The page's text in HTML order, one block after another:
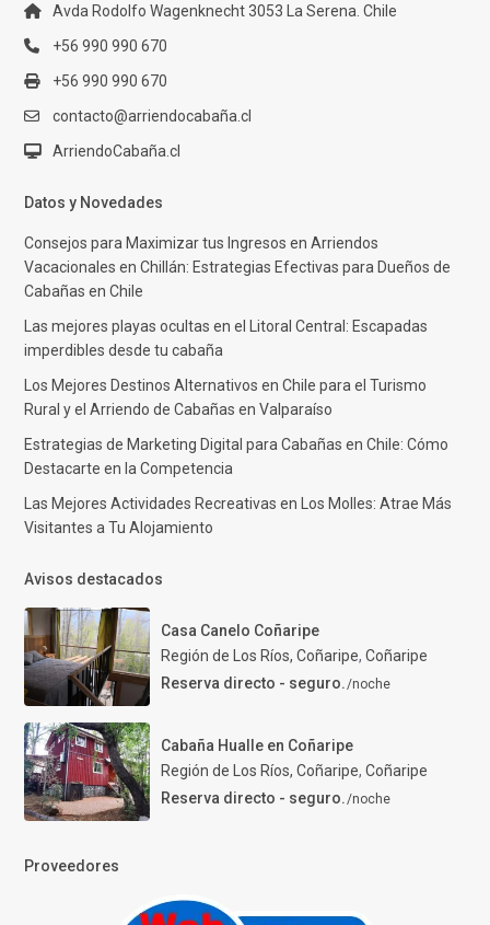
Avda Rodolfo Wagenknecht 3053 La Serena. Chile
+56 990 990 670
+56 990 990 670
contacto@arriendocabaña.cl
ArriendoCabaña.cl
Datos y Novedades
Consejos para Maximizar tus Ingresos en Arriendos
Vacacionales en Chillán: Estrategias Efectivas para Dueños de
Cabañas en Chile
Las mejores playas ocultas en el Litoral Central: Escapadas
imperdibles desde tu cabaña
Los Mejores Destinos Alternativos en Chile para el Turismo
Rural y el Arriendo de Cabañas en Valparaíso
Estrategias de Marketing Digital para Cabañas en Chile: Cómo
Destacarte en la Competencia
Las Mejores Actividades Recreativas en Los Molles: Atrae Más
Visitantes a Tu Alojamiento
Avisos destacados
Casa Canelo Coñaripe
Región de Los Ríos, Coñaripe, Coñaripe
Reserva directo - seguro./noche
Cabaña Hualle en Coñaripe
Región de Los Ríos, Coñaripe, Coñaripe
Reserva directo - seguro./noche
Proveedores